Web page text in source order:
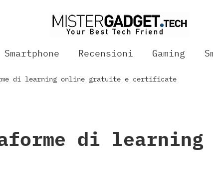
Smartphone Recensioni Gaming
di learning online gratuite e certificate
di